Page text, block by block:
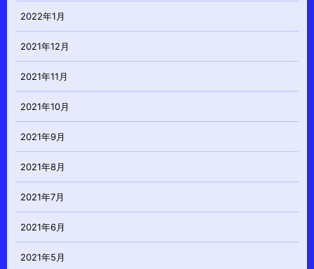
2022年1月
2021年12月
2021年11月
2021年10月
2021年9月
2021年8月
2021年7月
2021年6月
2021年5月